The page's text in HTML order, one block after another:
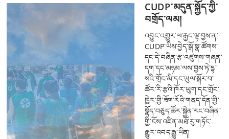
CUDP་མདུན་སྐྱོད་ཀྱི་
བགྲོད་ལམ།
འབྱུང་འགྱུར་ལ་རྒྱང་ལྟ་བྱས་ན་
CUDP་ཡིས་བྱེད་སྒོ་སྣ་ཚོགས་
དང་དེ་བཞིན་རྩ་འཛུགས་གཞན་
དག་དང་མཉམ་ལས་བྱས་ཏེ་དྷ་
སའི་གྲོང་མི་དང་ཡུལ་སྐོར་བ་
ཚོར་རི་རྩའི་ཁོར་ཡུག་དང་གྲོང་
ཁྱེར་གྱི་ཟོག་རོའི་གནད་དོན་གྱི་
སྣོད་བཅུད་ཚོར་སྐྱེན་རང་བཞིན་
གྱི་ངོས་འཛིན་མཐོ་རུ་གཏོང་
རྒྱུར་འབད་རྒྱུ་ཡིན།